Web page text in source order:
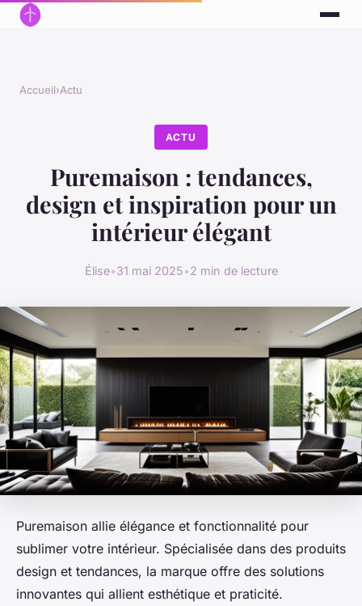
Accueil›Actu
ACTU
Puremaison : tendances,
design et inspiration pour un
intérieur élégant
Élise•31 mai 2025•2 min de lecture
Puremaison allie élégance et fonctionnalité pour
sublimer votre intérieur. Spécialisée dans des produits
design et tendances, la marque offre des solutions
innovantes qui allient esthétique et praticité.